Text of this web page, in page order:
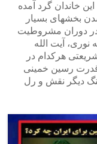
خاندان گرد آمده
بخشهای بسیار
در دوران مشروطیت
نوری، آیت الله
هرکدام در
رسین خمینی
دیگر نقش و رل